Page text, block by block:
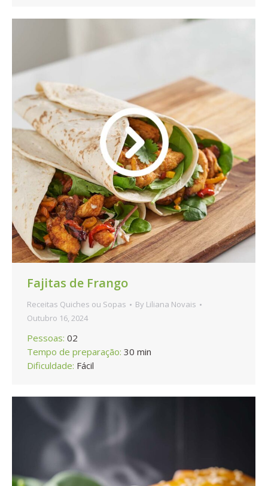
Fajitas de Frango
Receitas Quiches ou Sopas By Liliana Novais
Outubro 16, 2024
Pessoas: 02
Tempo de preparação: 30 min
Dificuldade: Fácil